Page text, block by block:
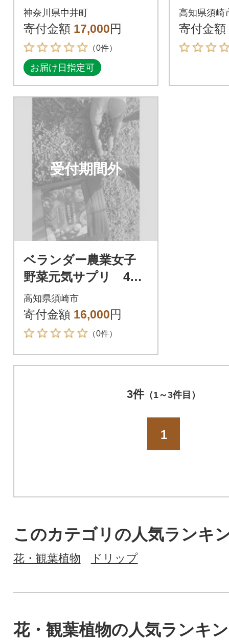
神奈川県中井町
寄付金額 17,000円
（0件）
お届け日指定可
ット
高知県須崎
寄付金額
受付期間外
ベランダー農業女子
野菜元気サプリ 4袋
セット
高知県須崎市
寄付金額 16,000円
（0件）
3件（1～3件目）
1
このカテゴリの人気ランキ
花・観葉植物 ドリップ
花・観葉植物の人気ランキ